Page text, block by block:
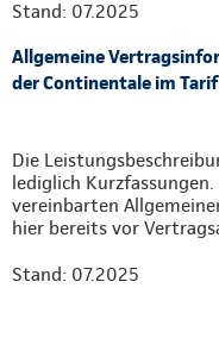
Stand: 07.2025
Allgemeine
der Continentale im Tarif
Die
lediglich
vereinbarten
hier bereits vor
Stand: 07.2025